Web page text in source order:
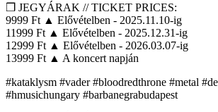
❒ JEGYÁRAK // TICKET PRICES:
9999 Ft ▲ Elővételben - 2025.11.10-ig
11999 Ft ▲ Elővételben - 2025.12.31-ig
12999 Ft ▲ Elővételben - 2026.03.07-ig
13999 Ft ▲ A koncert napján
#kataklysm #vader #bloodredthrone #metal
#hmusichungary #barbanegrabudapest